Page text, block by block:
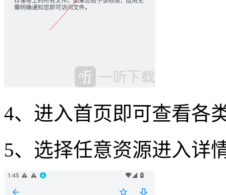
4、进入首页即可查看各
5、选择任意资源进入详